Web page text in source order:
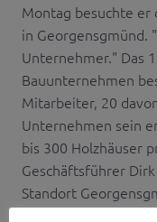
Montag besuchte er
in Georgensgmünd.
Unternehmer." Das
Bauunternehmen
Mitarbeiter, 20
Unternehmen sein
bis 300 Holzhäuser
Geschäftsführer
Standort